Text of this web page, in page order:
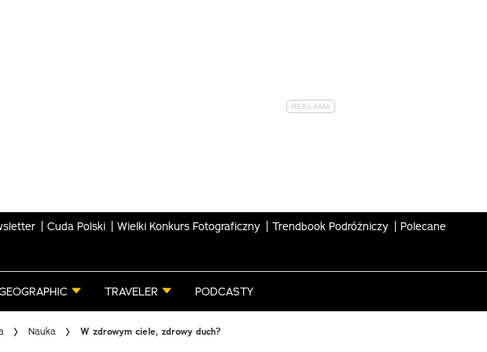
Cuda Polski Wielki Konkurs Fotograficzny Trendbook Podróżniczy Polecane
TRAVELER PODCASTY
Nauka W zdrowym ciele, zdrowy duch?